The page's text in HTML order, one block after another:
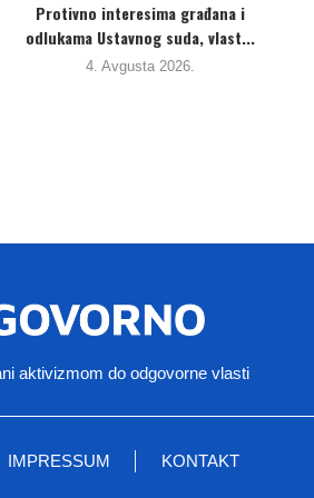
NGG “Za Plan”: Inspektorat RS je
potvrdio da...
31. Jula 2026.
aktivizmom do odgovorne vlasti
IMPRESSUM KONTAKT